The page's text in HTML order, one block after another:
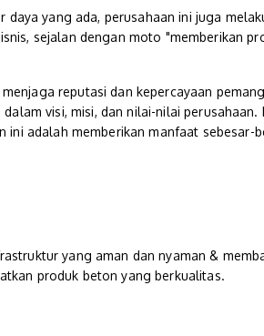
daya yang ada, perusahaan ini juga
sejalan dengan moto "memberikan
reputasi dan kepercayaan
visi, misi, dan nilai-nilai perusahaan.
ini adalah memberikan manfaat sebesar-
yang aman dan nyaman &
produk beton yang berkualitas.